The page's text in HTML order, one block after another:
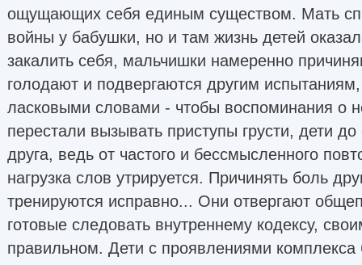
ощущающих себя единым существом. Мать
войны у бабушки, но и там жизнь детей
закалить себя, мальчишки намеренно
голодают и подвергаются другим
ласковыми словами - чтобы воспоминания о
перестали вызывать приступы грусти, дети
друга, ведь от частого и бессмысленного
нагрузка слов утрируется. Причинять боль
тренируются исправно... Они отвергают
готовые следовать внутреннему кодексу,
правильном. Дети с проявлениями